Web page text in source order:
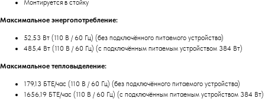
Монтируется в стойку
Максимальное энергопотребление:
52,53 Вт (110 В / 60 Гц) (без подключённого питаемого устройства)
485,4 Вт (110 В / 60 Гц) (с подключённым питаемым устройством 384 Вт)
Максимальное тепловыделение:
179,13 БТЕ/час (110 В / 60 Гц) (без подключённого питаемого устройства)
1656,19 БТЕ/час (110 В / 60 Гц) (с подключённым питаемым устройством 384 Вт)